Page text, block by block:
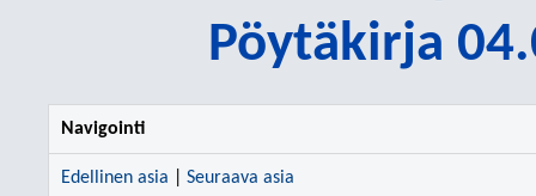
Pöytäkirja
Navigointi
Edellinen asia Seuraava asia